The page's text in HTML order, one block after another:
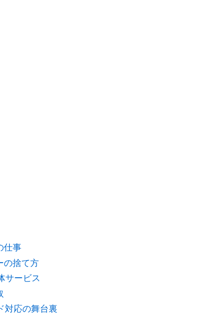
仕事
の捨て方
サービス
対応の舞台裏